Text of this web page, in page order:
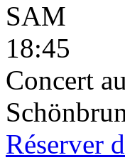
SAM
18:45
Concert
Réserver